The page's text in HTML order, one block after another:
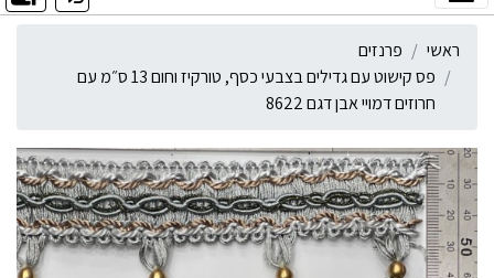
ראשי
פרנזים
פס קישוט עם גדילים בצבעי כסף, טורקיז וחום 13 ס״מ עם
חרוזים דמויי אבן דגם 8622